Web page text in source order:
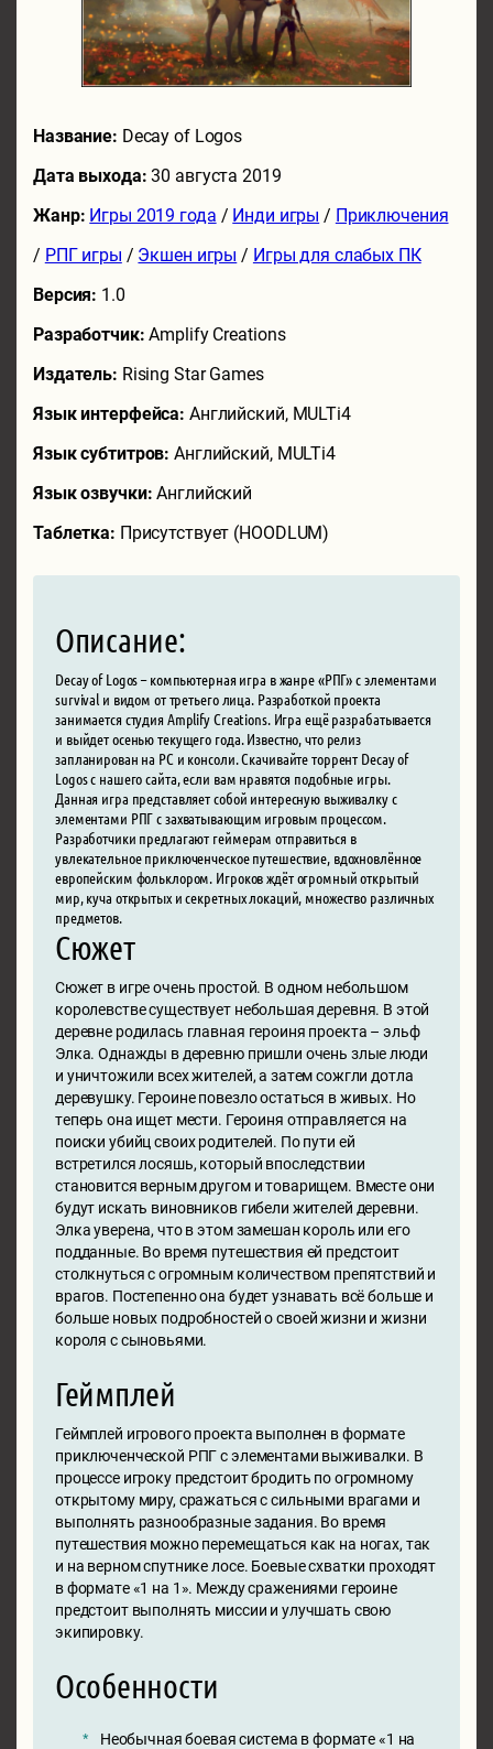
Название: Decay of Logos
Дата выхода:30 августа 2019
Жанр: Игры 2019 года / Инди игры / Приключения
/ РПГ игры / Экшен игры / Игры для слабых ПК
Версия: 1.0
Разработчик:Amplify Creations
Издатель: Rising Star Games
Язык интерфейса: Английский, MULTi4
Язык субтитров:Английский, MULTi4
Язык озвучки:Английский
Таблетка: Присутствует (HOODLUM)
Описание:
Decay of Logos – компьютерная игра в жанре «РПГ» с элементами
survival и видом от третьего лица. Разработкой проекта
занимается студия Amplify Creations. Игра ещё разрабатывается
и выйдет осенью текущего года. Известно, что релиз
запланирован на PC и консоли. Скачивайте торрент Decay of
Logos с нашего сайта, если вам нравятся подобные игры.
Данная игра представляет собой интересную выживалку с
элементами РПГ с захватывающим игровым процессом.
Разработчики предлагают геймерам отправиться в
увлекательное приключенческое путешествие, вдохновлённое
европейским фольклором. Игроков ждёт огромный открытый
мир, куча открытых и секретных локаций, множество различных
предметов.
Сюжет
Сюжет в игре очень простой. В одном небольшом
королевстве существует небольшая деревня. В этой
деревне родилась главная героиня проекта – эльф
Элка. Однажды в деревню пришли очень злые люди
и уничтожили всех жителей, а затем сожгли дотла
деревушку. Героине повезло остаться в живых. Но
теперь она ищет мести. Героиня отправляется на
поиски убийц своих родителей. По пути ей
встретился лосяшь, который впоследствии
становится верным другом и товарищем. Вместе они
будут искать виновников гибели жителей деревни.
Элка уверена, что в этом замешан король или его
подданные. Во время путешествия ей предстоит
столкнуться с огромным количеством препятствий и
врагов. Постепенно она будет узнавать всё больше и
больше новых подробностей о своей жизни и жизни
короля с сыновьями.
Геймплей
Геймплей игрового проекта выполнен в формате
приключенческой РПГ с элементами выживалки. В
процессе игроку предстоит бродить по огромному
открытому миру, сражаться с сильными врагами и
выполнять разнообразные задания. Во время
путешествия можно перемещаться как на ногах, так
и на верном спутнике лосе. Боевые схватки проходят
в формате «1 на 1». Между сражениями героине
предстоит выполнять миссии и улучшать свою
экипировку.
Особенности
Необычная боевая система в формате «1 на